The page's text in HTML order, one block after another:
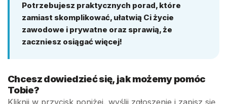
Potrzebujesz praktycznych porad, które
zamiast skomplikować, ułatwią Ci życie
zawodowe i prywatne oraz sprawią, że
zaczniesz osiągać więcej!
Chcesz dowiedzieć się, jak możemy pomóc
Tobie?